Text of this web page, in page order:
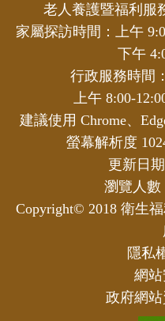
老人養護暨福利服
家屬探訪時間：上午
下午
行政服務時間
上午 8:00-
建議使用 Chrome、
螢幕解析度
更新日
瀏覽人數
Copyright© 2018 衛生
隱私
網
政府網